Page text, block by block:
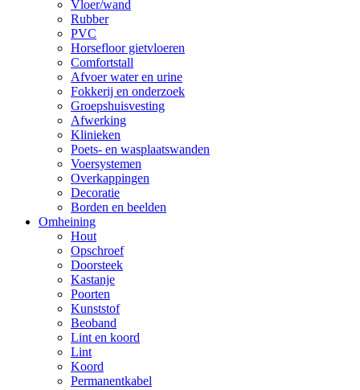
Vloer/wand
Rubber
PVC
Horsefloor gietvloeren
Comfortstall
Afvoer water en urine
Fokkerij en onderzoek
Groepshuisvesting
Afwerking
Klinieken
Poets- en wasplaatswanden
Voersystemen
Overkappingen
Decoratie
Borden en beelden
Omheining
Hout
Opschroef
Doorsteek
Kastanje
Poorten
Kunststof
Beoband
Lint en koord
Lint
Koord
Permanentkabel